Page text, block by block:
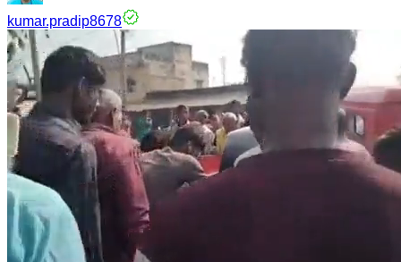
kumar.pradip8678